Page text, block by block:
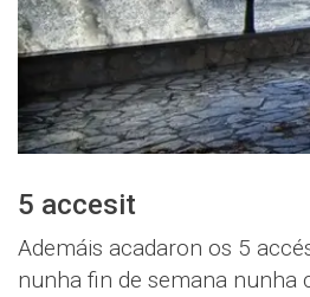
5 accesit
Ademáis acadaron os 5
nunha fin de semana nunha